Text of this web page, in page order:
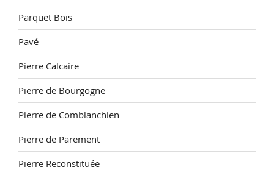
Parquet Bois
Pavé
Pierre Calcaire
Pierre de Bourgogne
Pierre de Comblanchien
Pierre de Parement
Pierre Reconstituée